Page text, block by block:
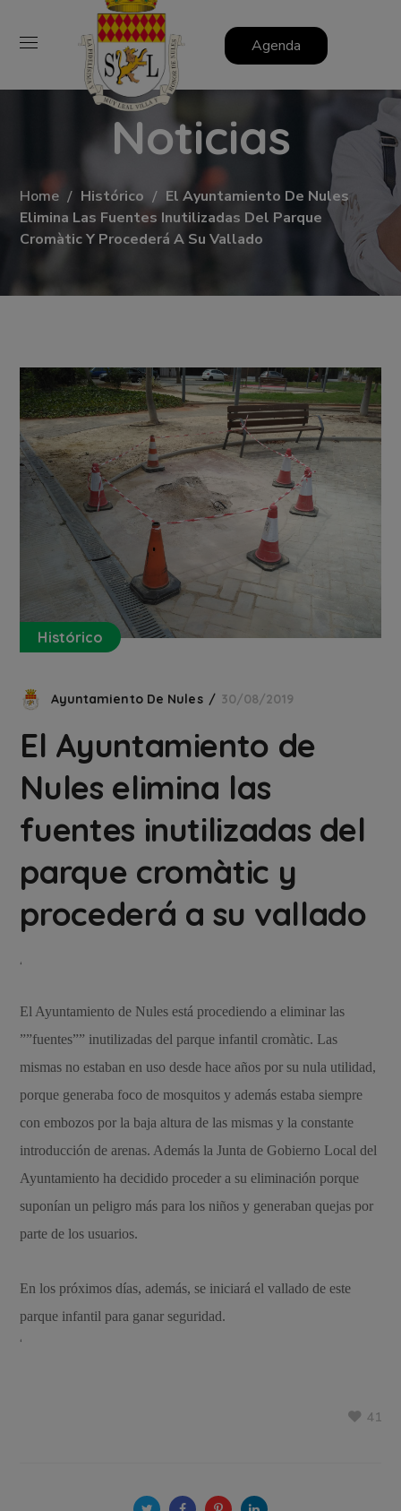
Agenda
Noticias
Home Histórico
El Ayuntamiento De Nules
Elimina Las Fuentes Inutilizadas Del Parque
Cromàtic Y Procederá A Su Vallado
Histórico
Ayuntamiento De Nules 30/08/2019
El Ayuntamiento de
Nules elimina las
fuentes inutilizadas del
parque cromàtic y
procederá a su vallado
‘
El Ayuntamiento de Nules está procediendo a eliminar las
””fuentes”” inutilizadas del parque infantil cromàtic. Las
mismas no estaban en uso desde hace años por su nula utilidad,
porque generaba foco de mosquitos y además estaba siempre
con embozos por la baja altura de las mismas y la constante
introducción de arenas. Además la Junta de Gobierno Local del
Ayuntamiento ha decidido proceder a su eliminación porque
suponían un peligro más para los niños y generaban quejas por
parte de los usuarios.
En los próximos días, además, se iniciará el vallado de este
parque infantil para ganar seguridad.
‘
41